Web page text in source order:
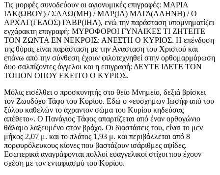
Τις μορφές συνοδεύουν οι αγιονυμικές επιγραφές: ΜΑΡΙΑ
ΙΑΚ(ΩΒΟΥ) / ΣΑΛΩ(ΜΗ) / ΜΑΡ(ΙΑ) ΜΑΓΔ(ΑΛΗΝΗ) / Ο
ΑΡΧΑΓ(ΓΕΛΟΣ) ΓΑΒΡ(ΙΗΛ), ενώ την παράσταση υπομνηματίζει
εγχάρακτη επιγραφή: ΜΥΡΟΦΟΡΟΙ ΓΥΝΑΙΚΕΣ ΤΙ ΖΗΤΕΙΤΕ
ΤΟΝ ΖΩΝΤΑ ΕΝ ΝΕΚΡΟΙΣ: ΑΝΕΣΤΗ Ο ΚΥΡΙΟΣ. Η επένδυση
της θύρας είναι παράσταση με την Ανάσταση του Χριστού και
επάνω από την σύνθεση έχουν φιλοτεχνηθεί στην ορθομαρμάρωση
δυο σαλπίζοντες άγγελοι και η επιγραφή: ΔΕΥΤΕ ΙΔΕΤΕ ΤΟΝ
ΤΟΠΟΝ ΟΠΟΥ ΕΚΕΙΤΟ Ο ΚΥΡΙΟΣ.
Μόλις εισέλθει ο προσκυνητής στο θείο Μνημείο, δεξιά βρίσκει
τον Ζωοδόχο Τάφο του Κυρίου. Εδώ ο «ευσχήμων Ιωσήφ από του
ξύλου καθελών το άχραντον σώμα του Κυρίου κηδεύσας
απέθετο». Ο Πανάγιος Τάφος απαρτίζεται από έναν ορθογώνιο
θάλαμο λαξευμένο στον βράχο. Οι διαστάσεις του, είναι το μεν
μήκος 2,07 μ. και το πλάτος 1,93 μ. και περιβάλλεται από 8
πορφυρόλευκους κίονες που βαστάζουν ισάριθμες αψίδες.
Εσωτερικά αναγράφονται πολλοί ευαγγελικοί στίχοι που έχουν
σχέση με τον ενταφιασμό του Κυρίου.